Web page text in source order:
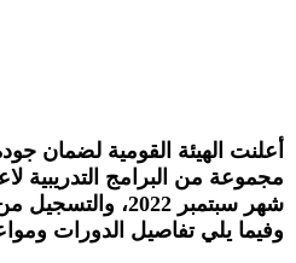
أعلنت الهيئة القومية لضمان
مجموعة من البرامج التدريبية
شهر سبتمبر 2022،
وفيما يلي تفاصيل الدورات